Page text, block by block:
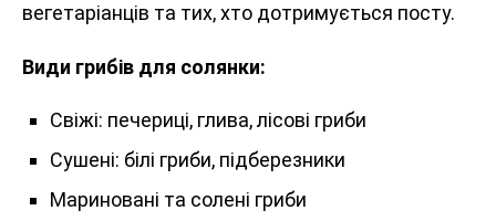
вегетаріанців та тих, хто дотримується посту.
Види грибів для солянки:
Свіжі: печериці, глива, лісові гриби
Сушені: білі гриби, підберезники
Мариновані та солені гриби